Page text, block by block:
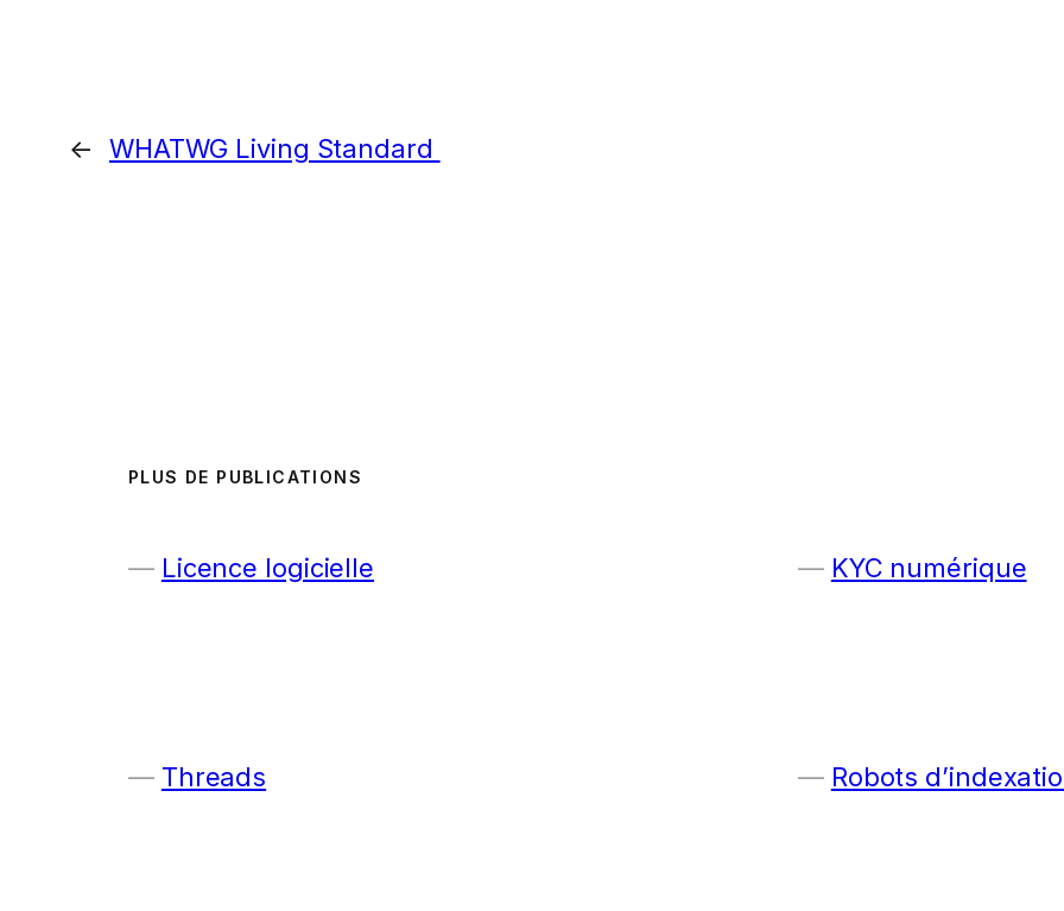
← WHATWG Living Standard
PLUS DE PUBLICATIONS
Licence logicielle KYC numérique
Threads Robots